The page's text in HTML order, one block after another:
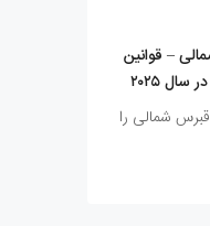
– قوانین
۲۰۲۵
شمالی را